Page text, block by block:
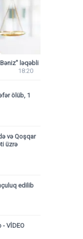
ləqəbli
18:20
ölüb, 1
və Qoşqar
üzrə
edilib
- VİDEO